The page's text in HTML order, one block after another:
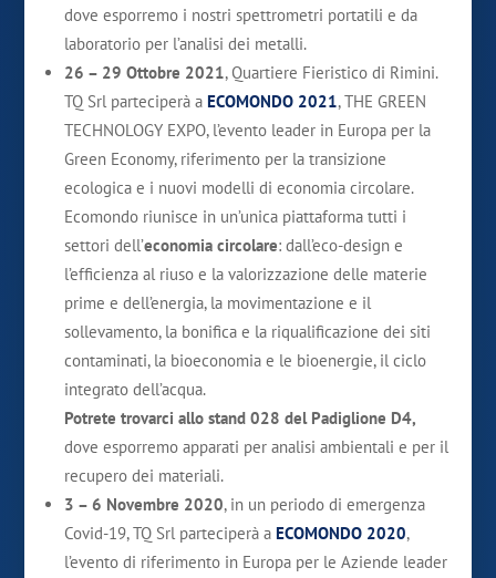
dove esporremo i nostri spettrometri portatili e da
laboratorio per l’analisi dei metalli.
26 – 29 Ottobre 2021, Quartiere Fieristico di Rimini.
TQ Srl parteciperà a ECOMONDO 2021, THE GREEN
TECHNOLOGY EXPO, l’evento leader in Europa per la
Green Economy, riferimento per la transizione
ecologica e i nuovi modelli di economia circolare.
Ecomondo riunisce in un’unica piattaforma tutti i
settori dell’economia circolare: dall’eco-design e
l’efficienza al riuso e la valorizzazione delle materie
prime e dell’energia, la movimentazione e il
sollevamento, la bonifica e la riqualificazione dei siti
contaminati, la bioeconomia e le bioenergie, il ciclo
integrato dell’acqua.
Potrete trovarci allo stand 028 del Padiglione D4,
dove esporremo apparati per analisi ambientali e per il
recupero dei materiali.
3 – 6 Novembre 2020, in un periodo di emergenza
Covid-19, TQ Srl parteciperà a ECOMONDO 2020,
l’evento di riferimento in Europa per le Aziende leader